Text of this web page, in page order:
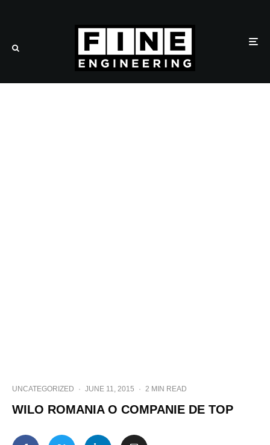
UNCATEGORIZED · JUNE 11, 2015 · 2 MIN READ
WILO ROMANIA O COMPANIE DE TOP